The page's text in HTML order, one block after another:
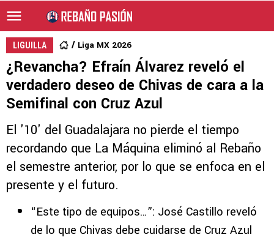
LIGUILLA Liga MX 2026
¿Revancha? Efraín Álvarez reveló el
verdadero deseo de Chivas de cara a la
Semifinal con Cruz Azul
El '10' del Guadalajara no pierde el tiempo
recordando que La Máquina eliminó al Rebaño
el semestre anterior, por lo que se enfoca en el
presente y el futuro.
“Este tipo de equipos…”: José Castillo reveló
de lo que Chivas debe cuidarse de Cruz Azul